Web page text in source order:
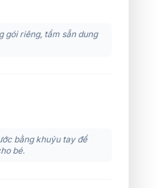
gói riêng, tẩm sẵn dung
bằng khuỷu tay để
bé.